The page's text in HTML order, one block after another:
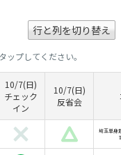
行と列を切り替え
ップしてください。
10/7(日)
チェック
イン
10/7(日)
反省会
埼玉単身